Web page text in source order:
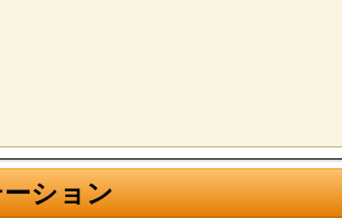
ション